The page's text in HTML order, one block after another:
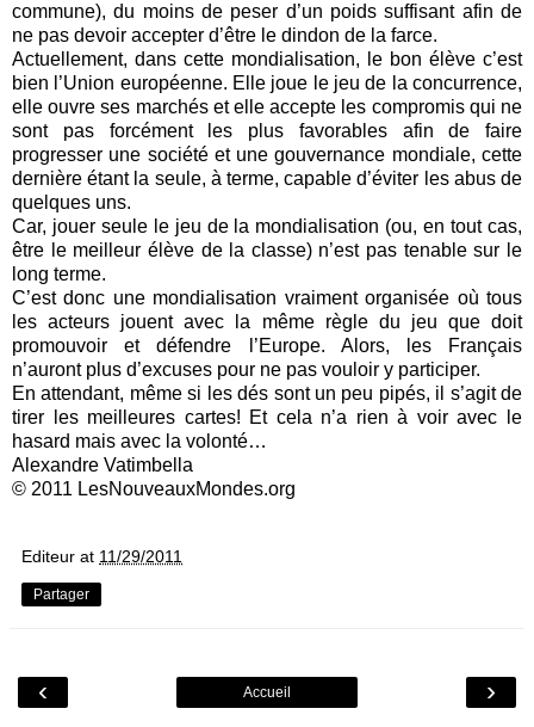
commune), du moins de peser d’un poids suffisant afin de
ne pas devoir accepter d’être le dindon de la farce.
Actuellement, dans cette mondialisation, le bon élève c’est
bien l’Union européenne. Elle joue le jeu de la concurrence,
elle ouvre ses marchés et elle accepte les compromis qui ne
sont pas forcément les plus favorables afin de faire
progresser une société et une gouvernance mondiale, cette
dernière étant la seule, à terme, capable d’éviter les abus de
quelques uns.
Car, jouer seule le jeu de la mondialisation (ou, en tout cas,
être le meilleur élève de la classe) n’est pas tenable sur le
long terme.
C’est donc une mondialisation vraiment organisée où tous
les acteurs jouent avec la même règle du jeu que doit
promouvoir et défendre l’Europe. Alors, les Français
n’auront plus d’excuses pour ne pas vouloir y participer.
En attendant, même si les dés sont un peu pipés, il s’agit de
tirer les meilleures cartes! Et cela n’a rien à voir avec le
hasard mais avec la volonté…
Alexandre Vatimbella
© 2011 LesNouveauxMondes.org
Editeur at 11/29/2011
Partager
‹ ›
Accueil